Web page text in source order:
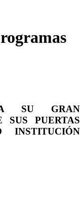
SU GRAN
PUERTAS